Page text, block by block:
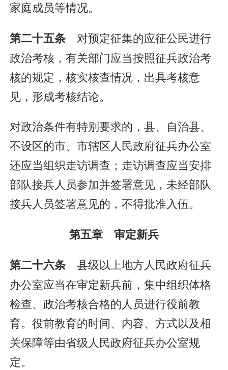
家庭成员等情况。
第二十五条 对预定征集的应征公民进行
政治考核，有关部门应当按照征兵政治考
核的规定，核实核查情况，出具考核意
见，形成考核结论。
对政治条件有特别要求的，县、自治县、
不设区的市、市辖区人民政府征兵办公室
还应当组织走访调查；走访调查应当安排
部队接兵人员参加并签署意见，未经部队
接兵人员签署意见的，不得批准入伍。
第五章 审定新兵
第二十六条 县级以上地方人民政府征兵
办公室应当在审定新兵前，集中组织体格
检查、政治考核合格的人员进行役前教
育。役前教育的时间、内容、方式以及相
关保障等由省级人民政府征兵办公室规
定。